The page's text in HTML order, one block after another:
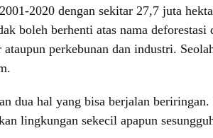
2020 dengan sekitar 27,7 juta
boleh berhenti atas nama deforestasi
perkebunan dan industri.
dua hal yang bisa berjalan
lingkungan sekecil apapun